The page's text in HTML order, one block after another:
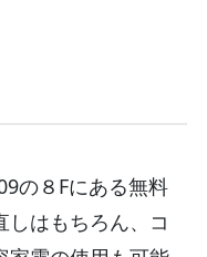
の８Fにある無料
はもちろん、コ